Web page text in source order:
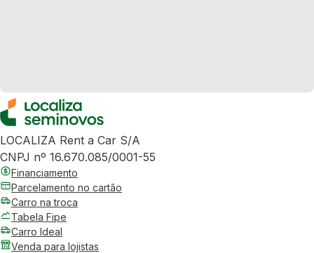
LOCALIZA Rent a Car S/A
CNPJ nº 16.670.085/0001-55
Financiamento
Parcelamento no cartão
Carro na troca
Tabela Fipe
Carro Ideal
Venda para lojistas